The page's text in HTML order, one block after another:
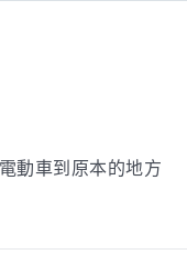
動車到原本的地方